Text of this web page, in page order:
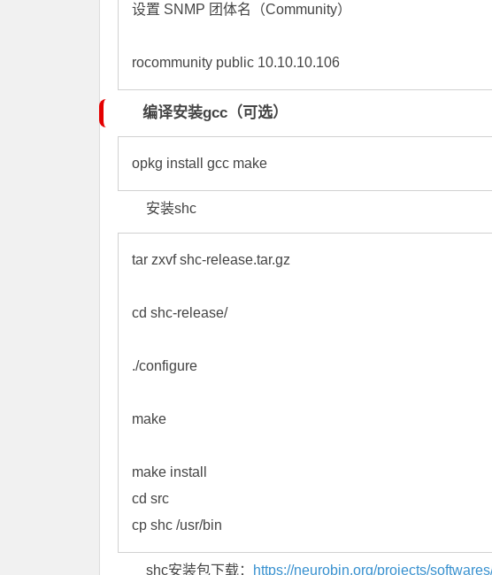
设置 SNMP 团体名（Community）
rocommunity public 10.10.10.106
编译安装gcc（可选）
opkg install gcc make
安装shc
tar zxvf shc-release.tar.gz
cd shc-release/
./configure
make
make install
cd src
cp shc /usr/bin
shc安装包下载： https://neurobin.org/projects/